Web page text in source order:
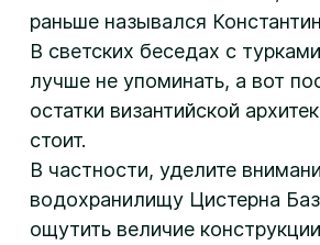
раньше назывался
В светских беседах с
лучше не упоминать, а вот
остатки византийской
стоит.
В частности, уделите
водохранилищу Цистерна
ощутить величие